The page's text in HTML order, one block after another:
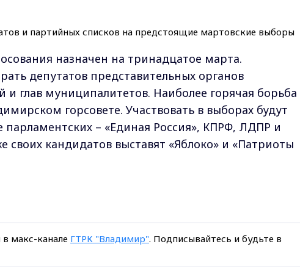
назначен на тринадцатое марта.
депутатов представительных органов
глав муниципалитетов. Наиболее горячая борьба
горсовете. Участвовать в выборах будут
– «Единая Россия», КПРФ, ЛДПР и
своих кандидатов выставят «Яблоко» и «Патриоты
макс-канале ГТРК "Владимир". Подписывайтесь и будьте в